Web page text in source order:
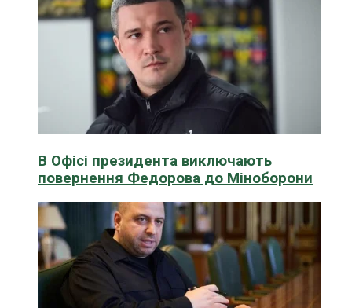
В Офісі президента виключають
повернення Федорова до Міноборони